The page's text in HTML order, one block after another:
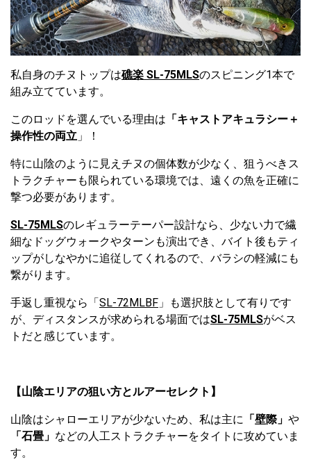
私自身のチヌトップは礁楽 SL-75MLSのスピニング1本で
組み立てています。
このロッドを選んでいる理由は 「キャストアキュラシー＋
操作性の両立 」！
特に山陰のように見えチヌの個体数が少なく、狙うべきス
トラクチャーも限られている環境では、遠くの魚を正確に
撃つ必要があります。
SL-75MLSのレギュラーテーパー設計なら、少ない力で繊
細なドッグウォークやターンも演出でき、バイト後もティ
ップがしなやかに追従してくれるので、バラシの軽減にも
繋がります。
手返し重視なら「SL-72MLBF 」も選択肢として有りです
が、ディスタンスが求められる場面ではSL-75MLSがベス
トだと感じています。
【山陰エリアの狙い方とルアーセレクト】
山陰はシャローエリアが少ないため、私は主に 「壁際」 や
「石畳」 などの人工ストラクチャーをタイトに攻めていま
す。